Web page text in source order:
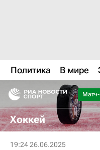
Политика В мире
Матч-
Хоккей
19:24 26.06.2025